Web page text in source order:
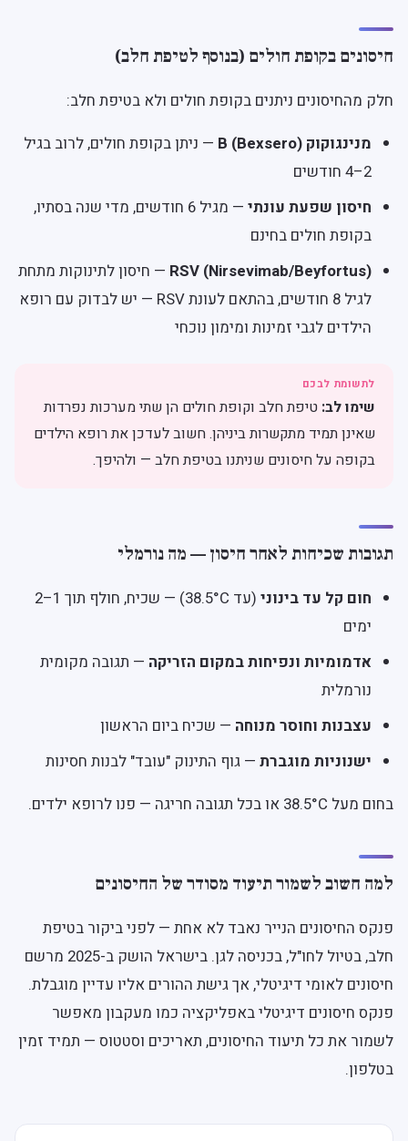
חיסונים בקופת חולים (בנוסף לטיפת חלב)
חלק מהחיסונים ניתנים בקופת חולים ולא בטיפת חלב:
מנינגוקוק B (Bexsero)
— ניתן בקופת חולים, לרוב בגיל
2–4 חודשים
חיסון שפעת עונתי
— מגיל 6 חודשים, מדי שנה בסתיו,
בקופת חולים בחינם
RSV (Nirsevimab/Beyfortus) — חיסון לתינוקות מתחת
לגיל 8 חודשים, בהתאם לעונת RSV — יש לבדוק עם רופא
הילדים לגבי זמינות ומימון נוכחי
שימו לב: טיפת חלב וקופת חולים הן שתי מערכות נפרדות
שאינן תמיד מתקשרות ביניהן. חשוב לעדכן את רופא הילדים
בקופה על חיסונים שניתנו בטיפת חלב — ולהיפך.
תגובות שכיחות לאחר חיסון — מה נורמלי
חום קל עד בינוני
(עד 38.5°C) — שכיח, חולף תוך 1–2
ימים
אדמומיות ונפיחות במקום הזריקה — תגובה מקומית
נורמלית
עצבנות וחוסר מנוחה — שכיח ביום הראשון
ישנוניות מוגברת — גוף התינוק "עובד" לבנות חסינות
בחום מעל 38.5°C או בכל תגובה חריגה — פנו לרופא ילדים.
למה חשוב לשמור תיעוד מסודר של החיסונים
פנקס החיסונים הנייר נאבד לא אחת — לפני ביקור בטיפת
חלב, בטיול לחו"ל, בכניסה לגן. בישראל הושק ב-2025 מרשם
חיסונים לאומי דיגיטלי, אך גישת ההורים אליו עדיין מוגבלת.
פנקס חיסונים דיגיטלי באפליקציה כמו מעקבון מאפשר
לשמור את כל תיעוד החיסונים, תאריכים וסטטוס — תמיד זמין
בטלפון.